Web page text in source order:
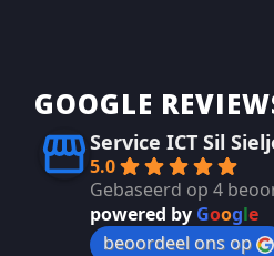
GOOGLE
Service ICT Sil
5.0
Gebaseerd op 4
powered by Google
beoordeel ons op